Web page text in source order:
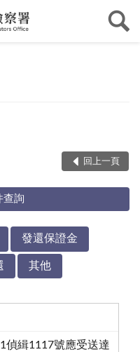
回上一頁
查詢
發還保證金
其他
偵緝1117號應受送達